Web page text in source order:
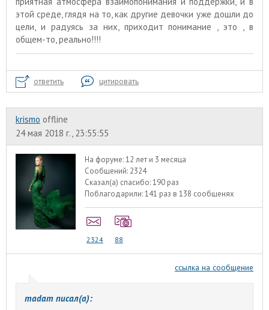
этой среде, глядя на то, как другие девочки уже дошли до
цели, и радуясь за них, приходит понимание , это , в
общем-то, реально!!!!
ответить цитировать
krismo offline
24 мая 2018 г., 23:55:55
На форуме:12 лет и 3 месяца
Сообщений: 2324
Сказал(а) спасибо:190 раз
Поблагодарили:141 раз в 138 сообщенях
2324 88
ссылка на сообщение
madam писал(а):